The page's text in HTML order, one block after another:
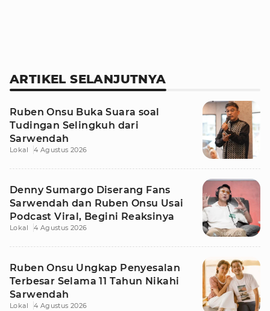
ARTIKEL SELANJUTNYA
Ruben Onsu Buka Suara soal
Tudingan Selingkuh dari
Sarwendah
Lokal 4 Agustus 2026
Denny Sumargo Diserang Fans
Sarwendah dan Ruben Onsu Usai
Podcast Viral, Begini Reaksinya
Lokal 4 Agustus 2026
Ruben Onsu Ungkap Penyesalan
Terbesar Selama 11 Tahun Nikahi
Sarwendah
Lokal 4 Agustus 2026